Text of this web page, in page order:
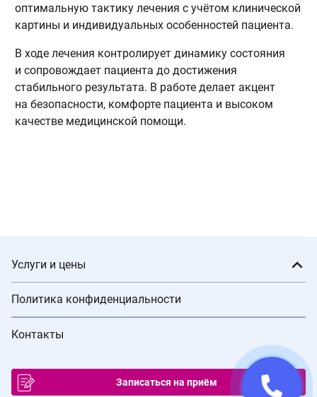
оптимальную тактику лечения с учётом клинической
картины и индивидуальных особенностей пациента.
В ходе лечения контролирует динамику состояния
и сопровождает пациента до достижения
стабильного результата. В работе делает акцент
на безопасности, комфорте пациента и высоком
качестве медицинской помощи.
Услуги и цены
Политика конфиденциальности
Контакты
Записаться на приём